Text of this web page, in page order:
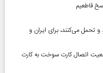
قاطعیم
تحمل می‌کنند، برای ایران و
وضعیت اتصال کارت سوخت به کارت